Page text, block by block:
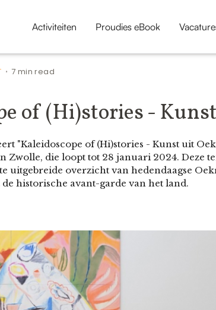
Activiteiten Proudies eBook
•7 min read
of (Hi)stories -
"Kaleidoscope of (Hi)stories - Kunst uit
Zwolle, die loopt tot 28 januari 2024. Deze
uitgebreide overzicht van hedendaagse
historische avant-garde van het land.